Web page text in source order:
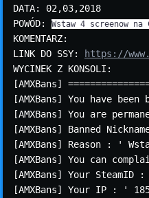
DATA: 02,03,2018
POWÓD: Wstaw 4 screenow na
KOMENTARZ:
LINK DO SSY:
https://
WYCINEK Z KONSOLI:
[AMXBans]
[AMXBans] You have
[AMXBans] You are
[AMXBans] Banned
[AMXBans] Reason : '
[AMXBans] You can
[AMXBans] Your SteamID
[AMXBans] Your IP : '